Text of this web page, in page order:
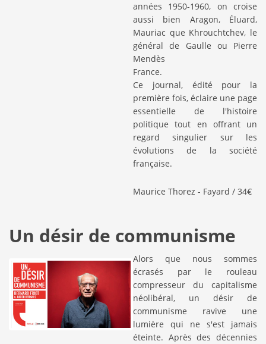
années 1950-1960, on croise
aussi bien Aragon, Éluard,
Mauriac que Khrouchtchev, le
général de Gaulle ou Pierre
Mendès
France.
Ce journal, édité pour la
première fois, éclaire une page
essentielle de l'histoire
politique tout en offrant un
regard singulier sur les
évolutions de la société
française.
Maurice Thorez - Fayard / 34€
Un désir de communisme
Alors que nous sommes
écrasés par le rouleau
compresseur du capitalisme
néolibéral, un désir de
communisme ravive une
lumière qui ne s'est jamais
éteinte. Après des décennies